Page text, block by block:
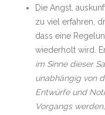
Die Angst,
zu viel erfahren,
dass eine
wiederholt wird.
im Sinne dieser
unabhängig von
Entwürfe und
Vorgangs